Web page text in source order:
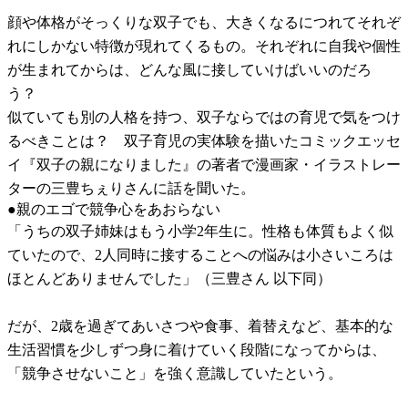
顔や体格がそっくりな双子でも、大きくなるにつれてそれぞ
れにしかない特徴が現れてくるもの。それぞれに自我や個性
が生まれてからは、どんな風に接していけばいいのだろ
う？
似ていても別の人格を持つ、双子ならではの育児で気をつけ
るべきことは？ 双子育児の実体験を描いたコミックエッセ
イ『双子の親になりました』の著者で漫画家・イラストレー
ターの三豊ちぇりさんに話を聞いた。
●親のエゴで競争心をあおらない
「うちの双子姉妹はもう小学2年生に。性格も体質もよく似
ていたので、2人同時に接することへの悩みは小さいころは
ほとんどありませんでした」（三豊さん 以下同）
だが、2歳を過ぎてあいさつや食事、着替えなど、基本的な
生活習慣を少しずつ身に着けていく段階になってからは、
「競争させないこと」を強く意識していたという。